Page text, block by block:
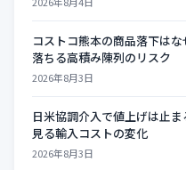
コストコ熊本の商品落下は
落ちる高積み陳列のリスク
2026年8月3日
日米協調介入で値上げは止
見る輸入コストの変化
2026年8月3日